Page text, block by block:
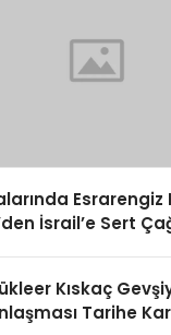
İsrail’e Sert
Kıskaç
Tarihe